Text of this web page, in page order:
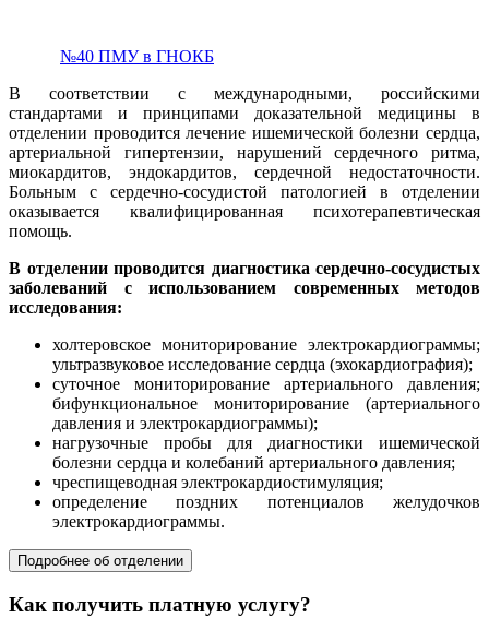
№40 ПМУ в ГНОКБ
В соответствии с международными, российскими
стандартами и принципами доказательной медицины в
отделении проводится лечение ишемической болезни сердца,
артериальной гипертензии, нарушений сердечного ритма,
миокардитов, эндокардитов, сердечной недостаточности.
Больным с сердечно-сосудистой патологией в отделении
оказывается квалифицированная психотерапевтическая
помощь.
В отделении проводится диагностика сердечно-сосудистых
заболеваний с использованием современных методов
исследования:
холтеровское мониторирование электрокардиограммы;
ультразвуковое исследование сердца (эхокардиография);
суточное мониторирование артериального давления;
бифункциональное мониторирование (артериального
давления и электрокардиограммы);
нагрузочные пробы для диагностики ишемической
болезни сердца и колебаний артериального давления;
чреспищеводная электрокардиостимуляция;
определение поздних потенциалов желудочков
электрокардиограммы.
Подробнее об отделении
Как получить платную услугу?